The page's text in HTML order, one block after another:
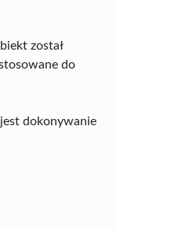
został
do
dokonywanie